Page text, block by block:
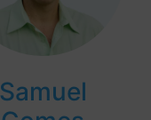
Samuel